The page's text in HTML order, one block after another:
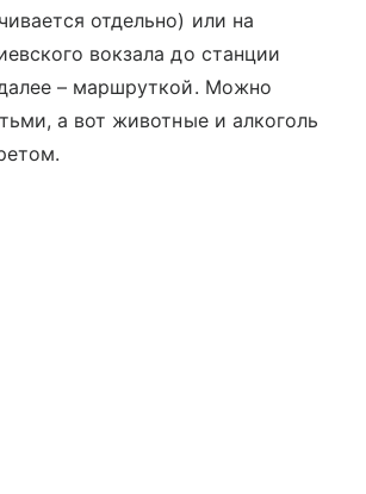
отдельно) или на
вокзала до станции
– маршруткой. Можно
а вот животные и алкоголь